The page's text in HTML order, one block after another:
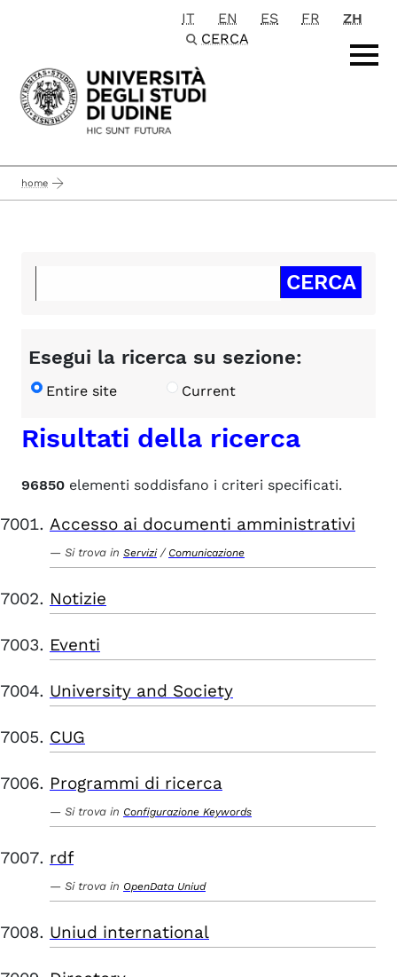
Passa al contenuto principale
IT EN ES FR
ZH
CERCA
home
Esegui la ricerca su sezione:
Entire site Current
Risultati della ricerca
96850 elementi soddisfano i criteri specificati.
Accesso ai documenti amministrativi
Si trova in Servizi / Comunicazione
Notizie
Eventi
University and Society
CUG
Programmi di ricerca
Si trova in Configurazione Keywords
rdf
Si trova in OpenData Uniud
Uniud international